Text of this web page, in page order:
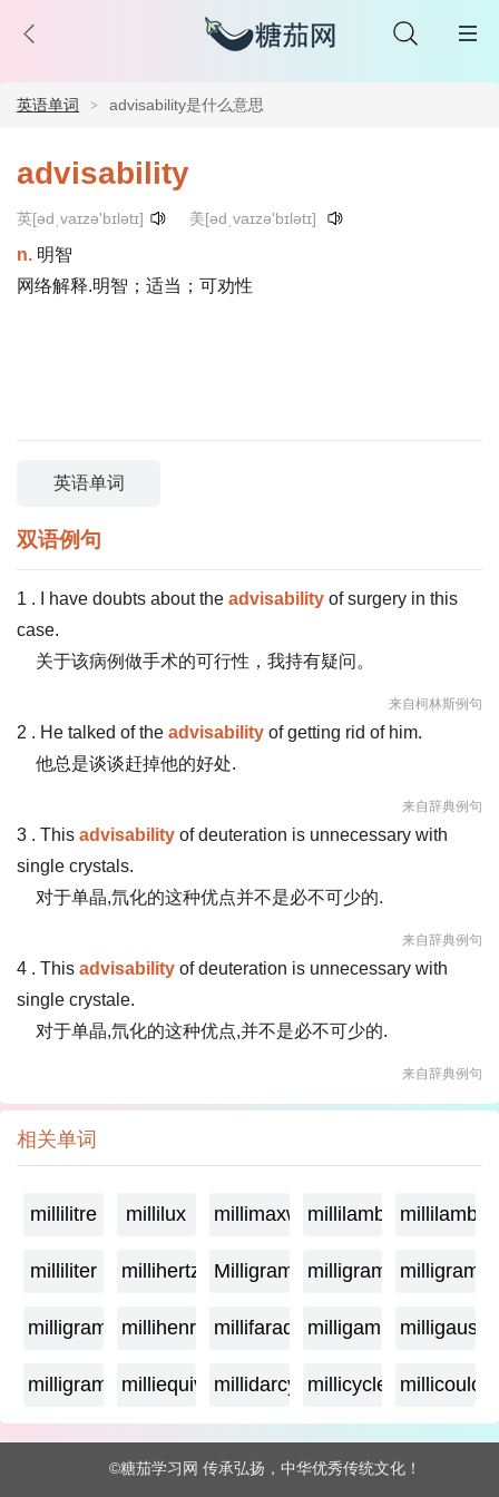
英语单词 advisability是什么意思
advisability
英[ədˌvaɪzə'bɪlətɪ] 美[ədˌvaɪzə'bɪlətɪ]
n. 明智
网络解释.明智；适当；可劝性
英语单词
双语例句
1 . I have doubts about the advisability of surgery in this
case.
关于该病例做手术的可行性，我持有疑问。
来自柯林斯例句
2 . He talked of the advisability of getting rid of him.
他总是谈谈赶掉他的好处.
来自辞典例句
3 . This advisability of deuteration is unnecessary with
single crystals.
对于单晶,氘化的这种优点并不是必不可少的.
来自辞典例句
4 . This advisability of deuteration is unnecessary with
single crystale.
对于单晶,氘化的这种优点,并不是必不可少的.
来自辞典例句
相关单词
millilitre millilux millimaxwellmillilambda
milliliter millihertz Milligramagemilligrame
milligrammemillihenry millifarad milligammamilligauss
milligram milliequivalentmillidarcy millicycle
©糖茄学习网 传承弘扬，中华优秀传统文化！